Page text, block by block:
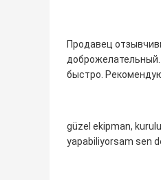
Продавец
быстро.
güzel ekipman,
yapabiliyorsam sen